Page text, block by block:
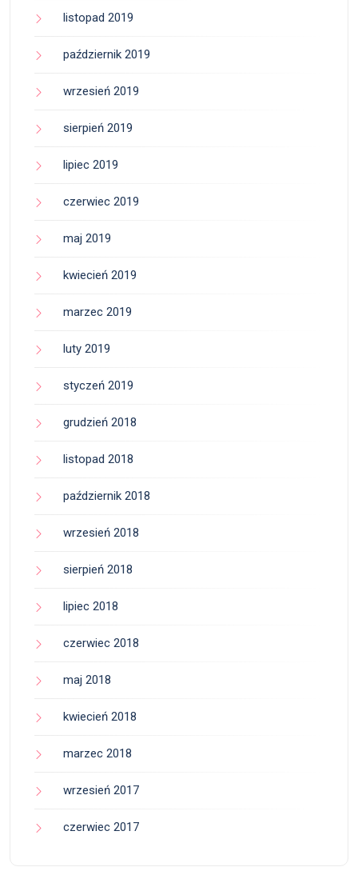
listopad 2019
październik 2019
wrzesień 2019
sierpień 2019
lipiec 2019
czerwiec 2019
maj 2019
kwiecień 2019
marzec 2019
luty 2019
styczeń 2019
grudzień 2018
listopad 2018
październik 2018
wrzesień 2018
sierpień 2018
lipiec 2018
czerwiec 2018
maj 2018
kwiecień 2018
marzec 2018
wrzesień 2017
czerwiec 2017